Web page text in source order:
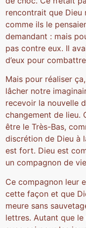
rencontrait que Dieu
comme ils le
demandant : mais
pas contre eux. Il
d’eux pour
Mais pour réaliser
lâcher notre
recevoir la nouvelle
changement de lieu.
être le Très-Bas,
discrétion de Dieu à
est fort. Dieu est
un compagnon de
Ce compagnon leur
cette façon et que
meure sans
lettres. Autant que le